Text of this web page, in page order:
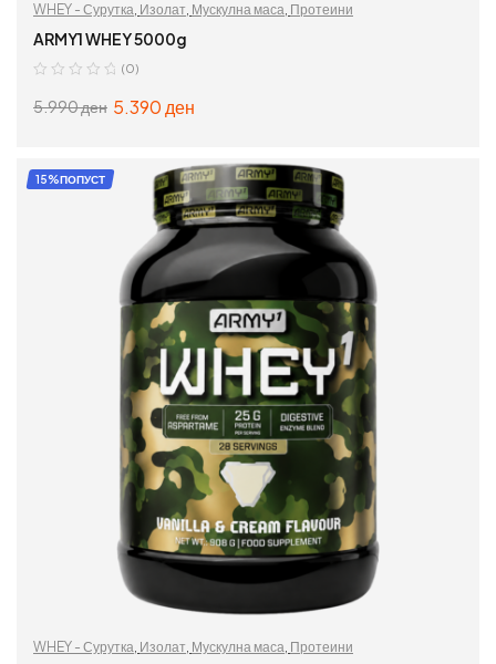
WHEY - Сурутка, Изолат, Мускулна маса, Протеини
ARMY1 WHEY 5000g
(0)
5.990ден 5.390 ден
ИЗБЕРИ ОПЦИИ
15%ПОПУСТ
WHEY - Сурутка Изолат Мускулна маса Протеини